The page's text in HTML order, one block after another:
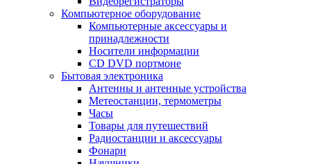
Компьютерное оборудование
Компьютерные аксессуары и
принадлежности
Носители информации
CD DVD портмоне
Бытовая электроника
Антенны и антенные устройства
Метеостанции, термометры
Часы
Товары для путешествий
Радиостанции и аксессуары
Фонари